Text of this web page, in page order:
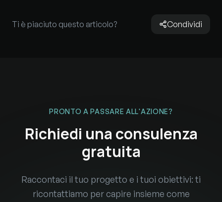
Ti è piaciuto questo articolo? Condividi
PRONTO A PASSARE ALL'AZIONE?
Richiedi una consulenza
gratuita
Raccontaci il tuo progetto e i tuoi obiettivi: ti
ricontattiamo per capire insieme come